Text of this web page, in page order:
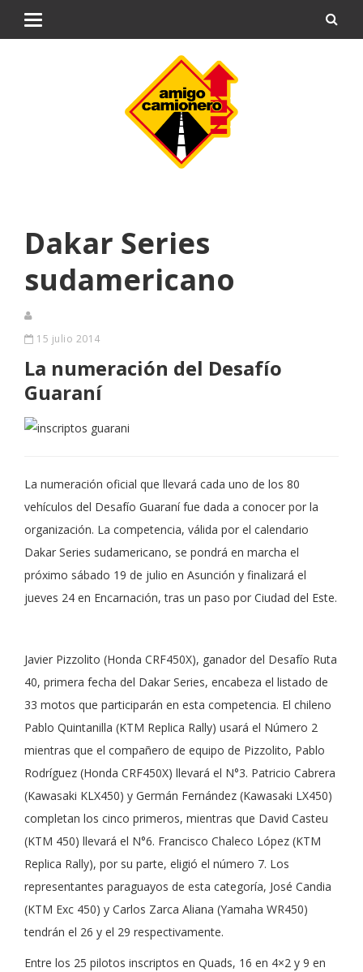
Dakar Series
sudamericano
15 julio 2014
La numeración del Desafío
Guaraní
La numeración oficial que llevará cada uno de los 80
vehículos del Desafío Guaraní fue dada a conocer por la
organización. La competencia, válida por el calendario
Dakar Series sudamericano, se pondrá en marcha el
próximo sábado 19 de julio en Asunción y finalizará el
jueves 24 en Encarnación, tras un paso por Ciudad del Este.
Javier Pizzolito (Honda CRF450X), ganador del Desafío Ruta
40, primera fecha del Dakar Series, encabeza el listado de
33 motos que participarán en esta competencia. El chileno
Pablo Quintanilla (KTM Replica Rally) usará el Número 2
mientras que el compañero de equipo de Pizzolito, Pablo
Rodríguez (Honda CRF450X) llevará el N°3. Patricio Cabrera
(Kawasaki KLX450) y Germán Fernández (Kawasaki LX450)
completan los cinco primeros, mientras que David Casteu
(KTM 450) llevará el N°6. Francisco Chaleco López (KTM
Replica Rally), por su parte, eligió el número 7. Los
representantes paraguayos de esta categoría, José Candia
(KTM Exc 450) y Carlos Zarca Aliana (Yamaha WR450)
tendrán el 26 y el 29 respectivamente.
Entre los 25 pilotos inscriptos en Quads, 16 en 4×2 y 9 en